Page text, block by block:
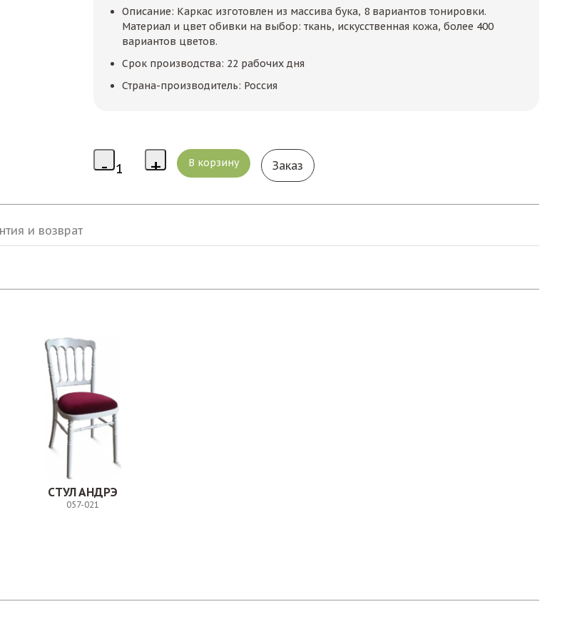
Описание: Каркас изготовлен из массива бука, 8 вариантов тонировки.
Материал и цвет обивки на выбор: ткань, искусственная кожа, более 400
вариантов цветов.
Срок производства: 22 рабочих дня
Страна-производитель: Россия
Заказ
и возврат
СТУЛ АНДРЭ
057-021